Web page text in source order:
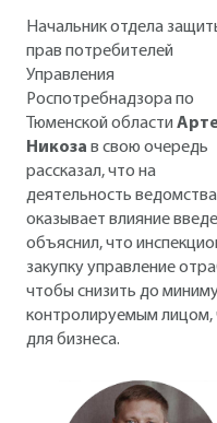
Начальник отдела
прав потребителей
Управления
Роспотребнадзора по
Тюменской области
Никоза в свою очередь
рассказал, что на
деятельность ведомства
оказывает влияние
объяснил, что
закупку управление
чтобы снизить до
контролируемым лицом,
для бизнеса.